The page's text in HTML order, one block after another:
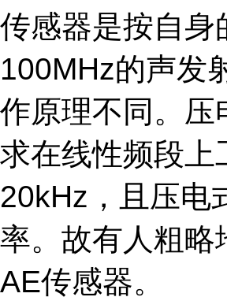
传感器是按自身
100MHz的声发
作原理不同。压
求在线性频段上
20kHz，且压电
率。故有人粗略
AE传感器。